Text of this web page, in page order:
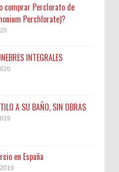
comprar Perclorato de
Perchlorate)?
INTEGRALES
A SU BAÑO, SIN OBRAS
en España